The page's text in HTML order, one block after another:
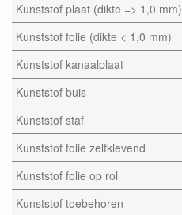
Kunststof plaat (dikte => 1,0 mm)
Kunststof folie (dikte < 1,0 mm)
Kunststof kanaalplaat
Kunststof buis
Kunststof staf
Kunststof folie zelfklevend
Kunststof folie op rol
Kunststof toebehoren